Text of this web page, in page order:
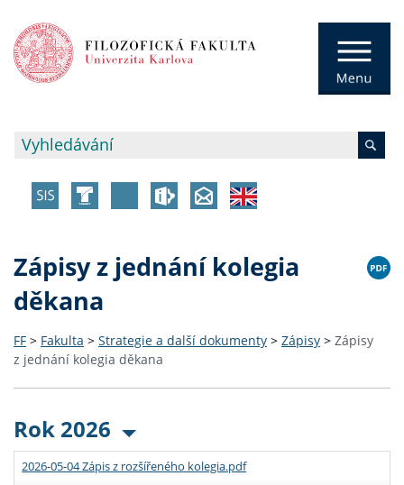
Zápisy z jednání kolegia
děkana
FF > Fakulta > Strategie a další dokumenty > Zápisy > Zápisy
z jednání kolegia děkana
Rok 2026
2026-05-04 Zápis z rozšířeného kolegia.pdf